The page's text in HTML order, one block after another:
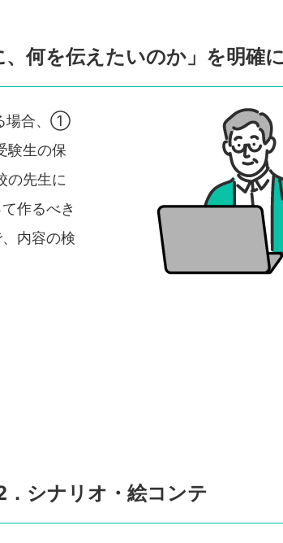
、何を伝えたいのか」を明確
場合、①
験生の保
の先生に
作るべき
内容の検
．シナリオ・絵コンテ